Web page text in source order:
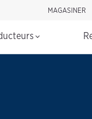
MAGASINER